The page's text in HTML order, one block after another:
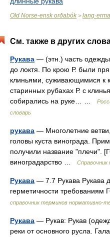
Old Norse-ensk orðabók >
См. также в других
Рукава — (этн.) часть
до локтя. По крою Р. были
клиньями, суживающимися к
старинных рубахах Р. с
собирались на руке… …
словарь
рукава — Многолетние
головы куста винограда.
получили название "плечи".
виноградарство …
Справочник
Рукава — 7.7 Рукава Рукава
герметичности
справочник терминов нормативно-
Рукава — Рукав: Рукав
реки от основного русла.